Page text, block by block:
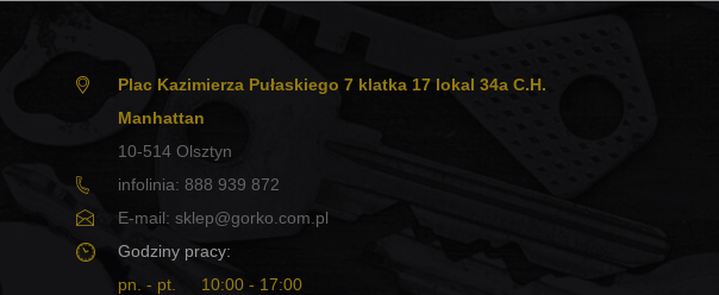
Plac Kazimierza Pułaskiego 7 klatka 17 lokal 34a C.H.
Manhattan
10-514 Olsztyn
infolinia: 888 939 872
E-mail: sklep@gorko.com.pl
Godziny pracy:
pn. - pt.
10:00 - 17:00